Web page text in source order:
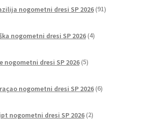
nogometni dresi SP 2026 91izdelkov
nogometni dresi SP 2026 4izdelki
nogometni dresi SP 2026 5izdelkov
nogometni dresi SP 2026 6izdelkov
nogometni dresi SP 2026 2